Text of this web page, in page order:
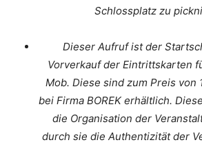
Schlossplatz zu
Dieser Aufruf ist der
Vorverkauf der Eintrittskarten
Mob. Diese sind zum Preis von
bei Firma BOREK erhältlich.
die Organisation der
durch sie die Authentizität der